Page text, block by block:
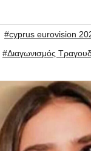
#cyprus eurovision
#Διαγωνισμός